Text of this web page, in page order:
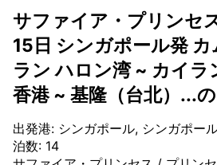
サファイア・プリンセ
15日 シンガポール発
ラン ハロン湾 ~ カイラ
香港 ~ 基隆（台北）...
出発港: シンガポール, シンガポー
泊数: 14